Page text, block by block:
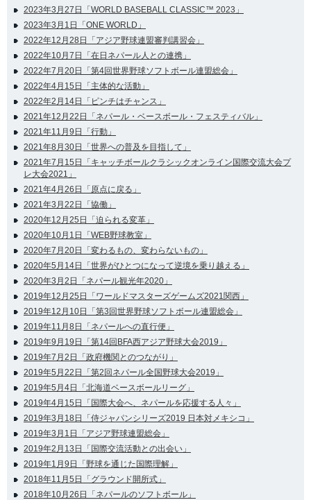
2023年3月27日「WORLD BASEBALL CLASSIC™ 2023」
2023年3月1日「ONE WORLD」
2022年12月28日「アジア野球連盟審判講習会」
2022年10月7日「在日ネパール人との連携」
2022年7月20日「第4回世界野球ソフトボール連盟総会」
2022年4月15日「主体的な活動」
2022年2月14日「ピンチはチャンス」
2021年12月22日「ネパール・ベースボール・フェスティバル」
2021年11月9日「行動」
2021年8月30日「世界への普及を目指して」
2021年7月15日「キャッチボールクラシックオンライン国際交流大会プ
レ大会2021」
2021年4月26日「原点に戻る」
2021年3月22日「協働」
2020年12月25日「迫られる変革」
2020年10月1日「WEB野球教室」
2020年7月20日「変わるもの、変わらないもの」
2020年5月14日「世界がひとつになって逆境を乗り越える」
2020年3月2日「ネパール観光年2020」
2019年12月25日「ワールドマスターズゲームズ2021関西」
2019年12月10日「第3回世界野球ソフトボール連盟総会」
2019年11月8日「ネパールへの直行便」
2019年9月19日「第14回BFA西アジア野球大会2019」
2019年7月2日「政府機関とのつながり」
2019年5月22日「第2回ネパール全国野球大会2019」
2019年5月4日「北海道ベースボールリーグ」
2019年4月15日「国際大会へ、ネパールを応援する人々」
2019年3月18日「侍ジャパンシリーズ2019 日本対メキシコ」
2019年3月1日「アジア野球連盟総会」
2019年2月13日「国際交流活動との出会い」
2019年1月9日「野球を通じた国際理解」
2018年11月5日「グラウンド開所式」
2018年10月26日「ネパールのソフトボール」